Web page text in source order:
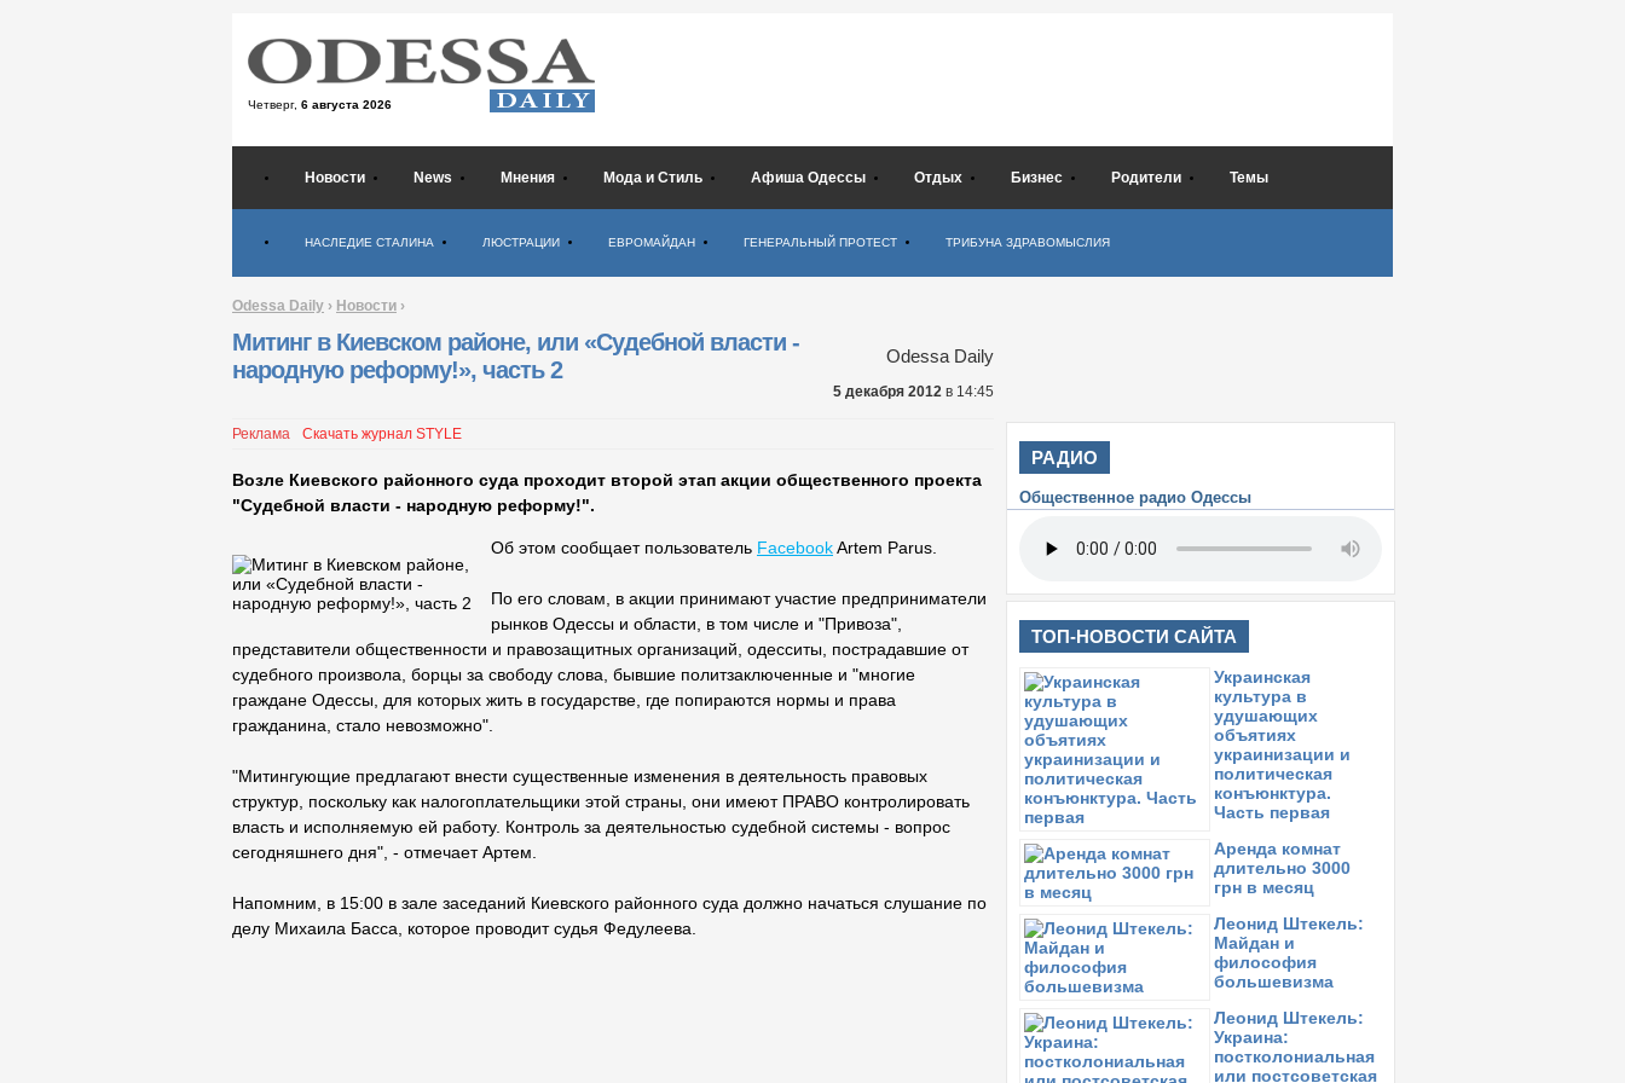
Четверг, 6 августа 2026
Новости News Мнения Мода и Стиль Афиша Одессы Отдых Бизнес Родители Темы
НАСЛЕДИЕ СТАЛИНА ЛЮСТРАЦИИ ЕВРОМАЙДАН ГЕНЕРАЛЬНЫЙ ПРОТЕСТ ТРИБУНА ЗДРАВОМЫСЛИЯ
Odessa Daily › Новости ›
Митинг в Киевском районе, или «Судебной власти -
народную реформу!», часть 2
Odessa Daily
5 декабря 2012 в 14:45
Реклама Скачать журнал STYLE
Возле Киевского районного суда проходит второй этап акции общественного проекта
"Судебной власти - народную реформу!".
Об этом сообщает пользователь FacebookArtem Parus.
По его словам, в акции принимают участие предприниматели
рынков Одессы и области, в том числе и "Привоза",
представители общественности и правозащитных организаций, одесситы, пострадавшие от
судебного произвола, борцы за свободу слова, бывшие политзаключенные и "многие
граждане Одессы, для которых жить в государстве, где попираются нормы и права
гражданина, стало невозможно".
"Митингующие предлагают внести существенные изменения в деятельность правовых
структур, поскольку как налогоплательщики этой страны, они имеют ПРАВО контролировать
власть и исполняемую ей работу. Контроль за деятельностью судебной системы - вопрос
сегодняшнего дня", - отмечает Артем.
Напомним, в 15:00 в зале заседаний Киевского районного суда должно начаться слушание по
делу Михаила Басса, которое проводит судья Федулеева.
РАДИО
Общественное радио Одессы
ТОП-НОВОСТИ САЙТА
Украинская
культура в
удушающих
объятиях
украинизации и
политическая
конъюнктура.
Часть первая
Аренда комнат
длительно 3000
грн в месяц
Леонид Штекель:
Майдан и
философия
большевизма
Леонид Штекель:
Украина:
постколониальная
или постсоветская